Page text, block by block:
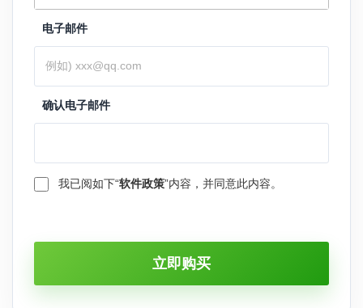
电子邮件
确认电子邮件
我已阅如下“软件政策”内容，并同意此内容。